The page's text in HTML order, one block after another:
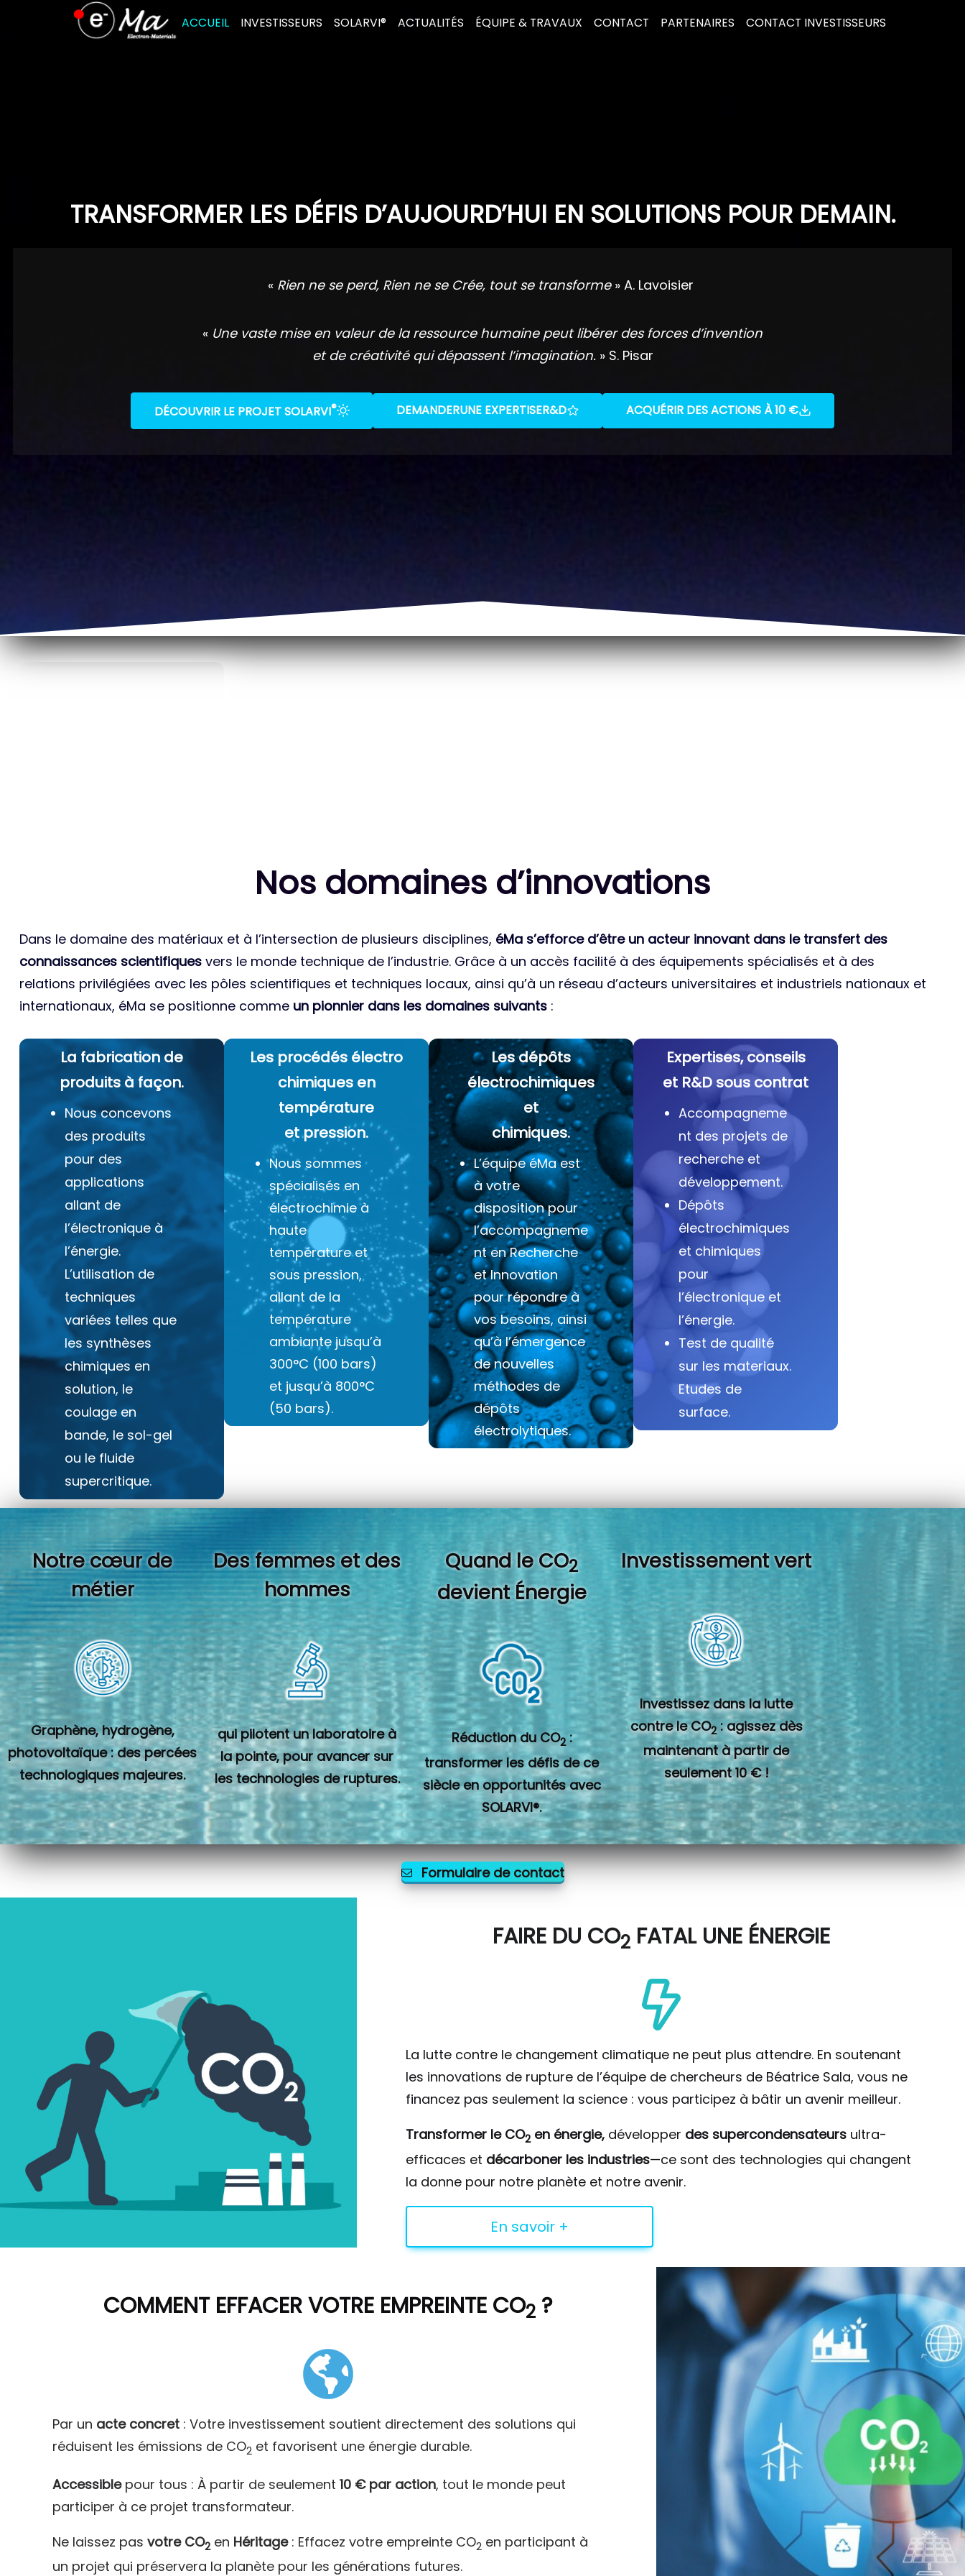
ACCUEIL INVESTISSEURS SOLARVI® ACTUALITÉS ÉQUIPE & TRAVAUX CONTACT PARTENAIRES CONTACT INVESTISSEURS
TRANSFORMER LES DÉFIS D’AUJOURD’HUI EN SOLUTIONS POUR DEMAIN.
« Rien ne se perd, Rien ne se Crée, tout se transforme » A. Lavoisier
« Une vaste mise en valeur de la ressource humaine peut libérer des forces d’invention
et de créativité qui dépassent l’imagination.» S. Pisar
DÉCOUVRIR LE PROJET SOLARVI® DEMANDERUNE EXPERTISER&D ACQUÉRIR DES ACTIONS À 10 €
Nos domaines d’innovations
Dans le domaine des matériaux et à l’intersection de plusieurs disciplines, éMa s’efforce d’être un acteur innovant dans le transfert des
connaissances scientifiques vers le monde technique de l’industrie. Grâce à un accès facilité à des équipements spécialisés et à des
relations privilégiées avec les pôles scientifiques et techniques locaux, ainsi qu’à un réseau d’acteurs universitaires et industriels nationaux et
internationaux, éMa se positionne comme un pionnier dans les domaines suivants :
La fabrication de
produits à façon.
Nous concevons
des produits
pour des
applications
allant de
l’électronique à
l’énergie.
L’utilisation de
techniques
variées telles que
les synthèses
chimiques en
solution, le
coulage en
bande, le sol-gel
ou le fluide
supercritique.
Les procédés électro
chimiques en
température
et pression.
Nous sommes
spécialisés en
électrochimie à
haute
température et
sous pression,
allant de la
température
ambiante jusqu’à
300°C (100 bars)
et jusqu’à 800°C
(50 bars).
Les dépôts
électrochimiques
et
chimiques.
L’équipe éMa est
à votre
disposition pour
l’accompagneme
nt en Recherche
et Innovation
pour répondre à
vos besoins, ainsi
qu’à l’émergence
de nouvelles
méthodes de
dépôts
électrolytiques.
Expertises, conseils
et R&D sous contrat
Accompagneme
nt des projets de
recherche et
développement.
Dépôts
électrochimiques
et chimiques
pour
l’électronique et
l’énergie.
Test de qualité
sur les materiaux.
Etudes de
surface.
Notre cœur de
métier
Graphène, hydrogène,
photovoltaïque : des percées
technologiques majeures.
Des femmes et des
hommes
qui pilotent un laboratoire à
la pointe, pour avancer sur
les technologies de ruptures.
Quand le CO2
devient Énergie
Réduction du CO2 :
transformer les défis de ce
siècle en opportunités avec
SOLARVI®.
Investissement vert
Investissez dans la lutte
contre le CO2 : agissez dès
maintenant à partir de
seulement 10 € !
Formulaire de contact
FAIRE DU CO2FATAL UNE ÉNERGIE
La lutte contre le changement climatique ne peut plus attendre. En soutenant
les innovations de rupture de l’équipe de chercheurs de Béatrice Sala, vous ne
financez pas seulement la science : vous participez à bâtir un avenir meilleur.
Transformer le CO2 en énergie, développer des supercondensateurs ultra-
efficaces et décarboner les industries—ce sont des technologies qui changent
la donne pour notre planète et notre avenir.
En savoir +
COMMENT EFFACER VOTRE EMPREINTE CO2 ?
Par un acte concret : Votre investissement soutient directement des solutions qui
réduisent les émissions de CO2 et favorisent une énergie durable.
Accessiblepour tous : À partir de seulement10 € par action, tout le monde peut
participer à ce projet transformateur.
Ne laissez pasvotre CO2 en Héritage: Effacez votre empreinte CO2 en participant à
un projet qui préservera la planète pour les générations futures.